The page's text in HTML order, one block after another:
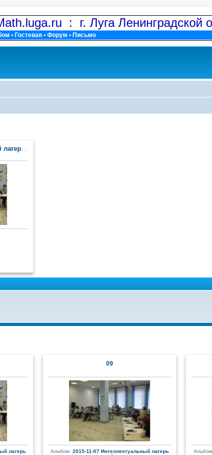
: г. Луга Ленинградской
• Гостевая • Форум • Письмо
Тайцы)
лагерь
09
Альбом: 2015-11-07 Интеллектуальный лагерь